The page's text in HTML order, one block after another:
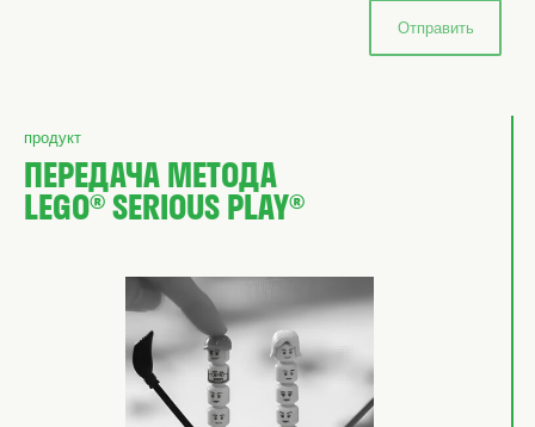
Отправить
продукт
ПЕРЕДАЧА МЕТОДА
LEGO® SERIOUS PLAY®